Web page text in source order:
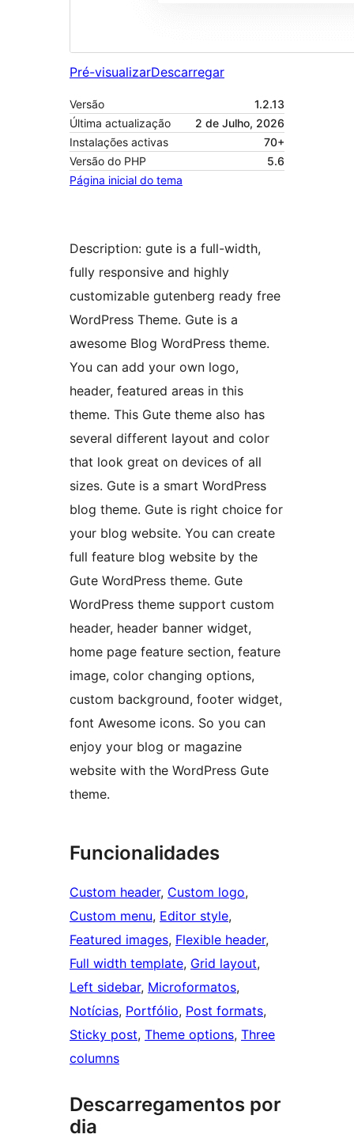
Pré-visualizarDescarregar
Versão
1.2.13
Última actualização
2 de Julho, 2026
Instalações activas
70+
Versão do PHP
5.6
Página inicial do tema
Description: gute is a full-width,
fully responsive and highly
customizable gutenberg ready free
WordPress Theme. Gute is a
awesome Blog WordPress theme.
You can add your own logo,
header, featured areas in this
theme. This Gute theme also has
several different layout and color
that look great on devices of all
sizes. Gute is a smart WordPress
blog theme. Gute is right choice for
your blog website. You can create
full feature blog website by the
Gute WordPress theme. Gute
WordPress theme support custom
header, header banner widget,
home page feature section, feature
image, color changing options,
custom background, footer widget,
font Awesome icons. So you can
enjoy your blog or magazine
website with the WordPress Gute
theme.
Funcionalidades
Custom header, Custom logo
Custom menu, Editor style
Featured images, Flexible header
Full width template, Grid layout
Left sidebar, Microformatos
Notícias, Portfólio, Post formats
Sticky post, Theme options, Three
columns
Descarregamentos por
dia